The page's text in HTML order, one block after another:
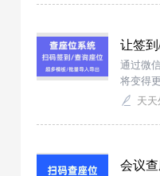
通过微
将变得
这一创
天
会议